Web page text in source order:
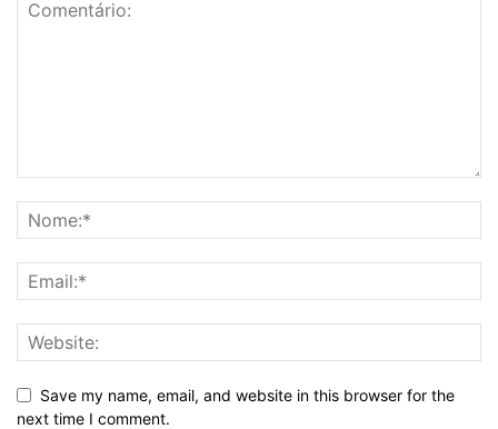
Save my name, email, and website in this browser for the
next time I comment.